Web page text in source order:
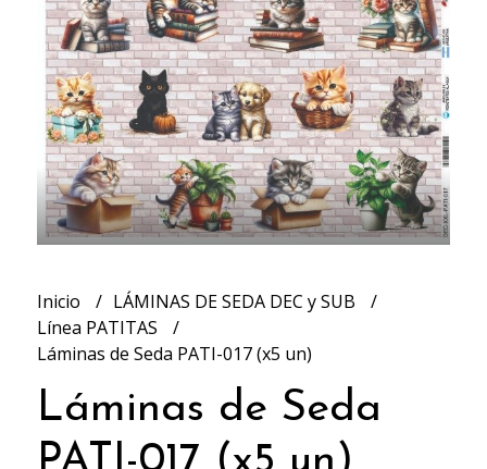
Inicio
LÁMINAS DE SEDA DEC y SUB
Línea PATITAS
Láminas de Seda PATI-017 (x5 un)
Láminas de Seda